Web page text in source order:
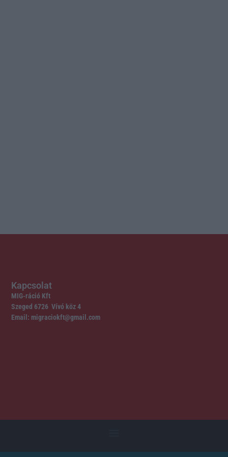
Kapcsolat
MIG-ráció Kft
Szeged 6726 Vívó köz 4
Email: migraciokft@gmail.com